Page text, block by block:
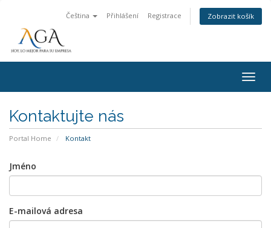
Čeština Přihlášení Registrace Zobrazit košík
Kontaktujte nás
Portal Home Kontakt
Jméno
E-mailová adresa